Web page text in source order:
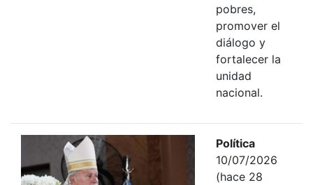
pobres,
promover el
diálogo y
fortalecer la
unidad
nacional.
Política
10/07/2026
(hace 28